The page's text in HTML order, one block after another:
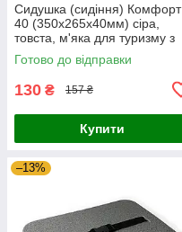
Сидушка (сидіння) Комфорт
40 (350х265х40мм) сіра,
товста, м'яка для туризму з
кріпленням на пояс
Готово до відправки
130 ₴ 157 ₴
Купити
–13%